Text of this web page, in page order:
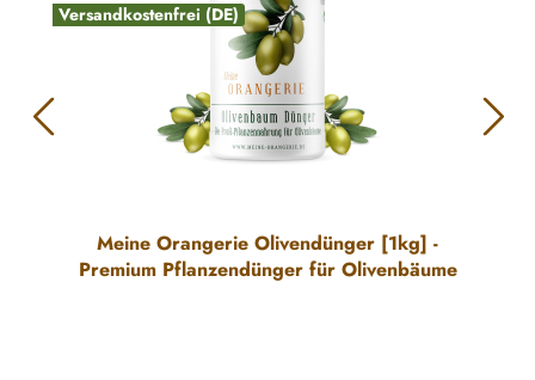
Versandkostenfrei (DE)
Meine Orangerie Olivendünger [1kg] -
Premium Pflanzendünger für Olivenbäume